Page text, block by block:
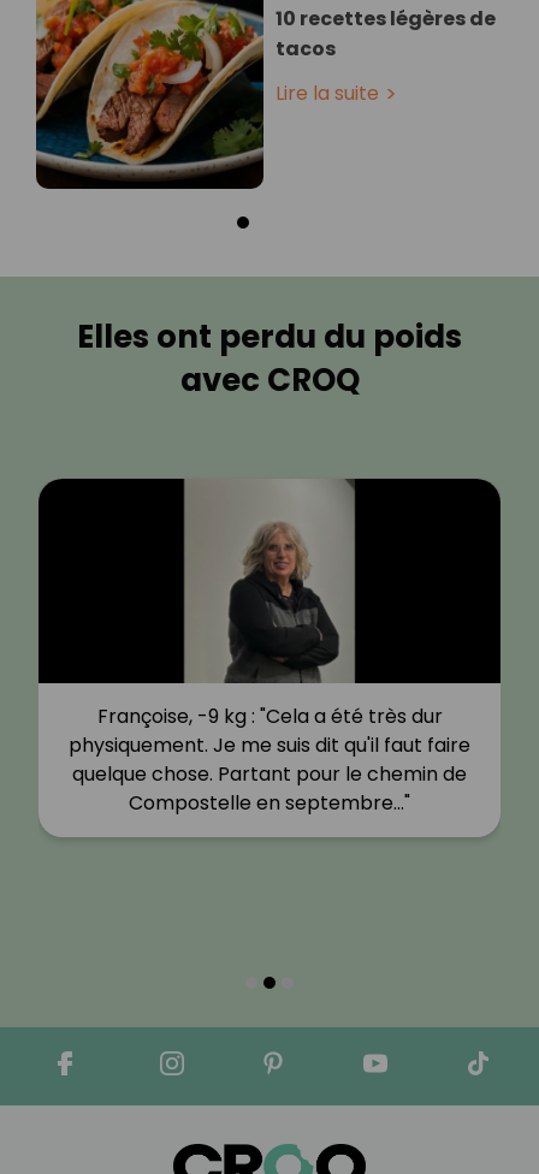
10 recettes légères de
tacos
Lire la suite
Elles ont perdu du poids
avec CROQ
Françoise, -9 kg : "Cela a été très dur
physiquement. Je me suis dit qu'il faut faire
quelque chose. Partant pour le chemin de
Compostelle en septembre…"